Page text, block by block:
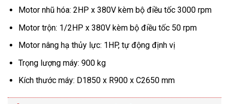
Motor nhũ hóa: 2HP x 380V kèm bộ điều tốc 3000 rpm
Motor trộn: 1/2HP x 380V kèm bộ điều tốc 50 rpm
Motor nâng hạ thủy lực: 1HP, tự động định vị
Trọng lượng máy: 900 kg
Kích thước máy: D1850 x R900 x C2650 mm